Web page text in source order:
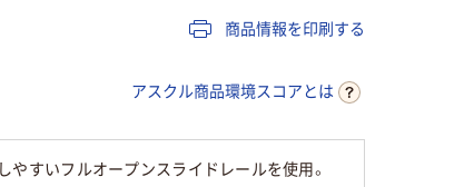
21.5kg 6.5kg
商品情報を印刷する
アスクル商品環境スコアとは
やすいフルオープンスライドレールを使用。